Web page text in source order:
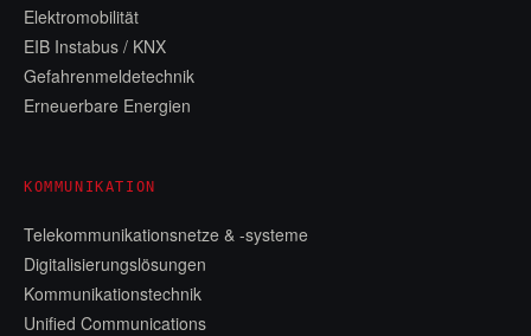
Elektromobilität
EIB Instabus / KNX
Gefahrenmeldetechnik
Erneuerbare Energien
KOMMUNIKATION
Telekommunikationsnetze & -systeme
Digitalisierungslösungen
Kommunikationstechnik
Unified Communications